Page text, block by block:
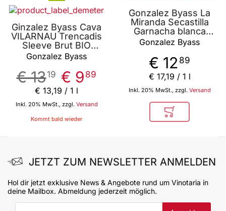
Ginzalez Byass Cava
VILARNAU Trencadis
Sleeve Brut BIO
750ml - Cava von
Gonzalez Byass
Gonzalez Byass
€ 9 89
€ 1319
Inkl. 20% MwSt., zzgl. Versand
€ 13,19 / 1 l
Kommt bald wieder
Gonzalez Byass La
Miranda Secastilla
Garnacha blanca
Somontano 2021
750ml - Weißwein
von Gonzalez Byass
Gonzalez Byass
€ 12 89
Inkl. 20% MwSt., zzgl. Versand
€ 17,19 / 1 l
In den
JETZT ZUM NEWSLETTER ANMELDEN
Hol dir jetzt exklusive News & Angebote rund um Vinotaria in
deine Mailbox. Abmeldung jederzeit möglich.
E-Mail-Adresse